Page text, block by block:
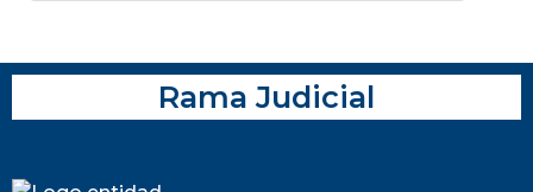
Rama Judicial